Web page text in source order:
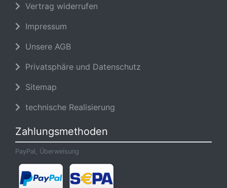
Vertrag widerrufen
Impressum
Unsere AGB
Privatsphäre und Datenschutz
Sitemap
technische Realisierung
Zahlungsmethoden
PayPal, Überweisung